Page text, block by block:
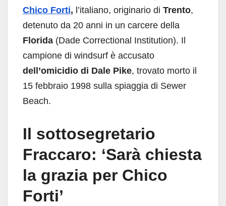
Chico Forti, l’italiano, originario di Trento,
detenuto da 20 anni in un carcere della
Florida (Dade Correctional Institution). Il
campione di windsurf è accusato
dell’omicidio di Dale Pike, trovato morto il
15 febbraio 1998 sulla spiaggia di Sewer
Beach.
Il sottosegretario
Fraccaro: ‘Sarà chiesta
la grazia per Chico
Forti’